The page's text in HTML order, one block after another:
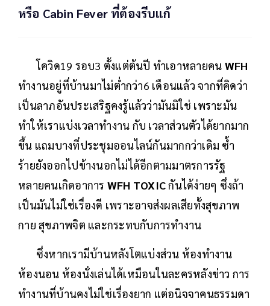
หรือ Cabin Fever ที่ต้องรีบแก้
โควิด19 รอบ3 ตั้งแต่ต้นปี ทำเอาหลายคน WFH
ทำงานอยู่ที่บ้านมาไม่ต่ำกว่า6 เดือนแล้ว จากที่คิดว่า
เป็นลาภอันประเสริฐคงรู้แล้วว่ามันมิใช่ เพราะมัน
ทำให้เราแบ่งเวลาทำงาน กับ เวลาส่วนตัวได้ยากมาก
ขึ้น แถมบางที่ประชุมออนไลน์กันมากกว่าเดิม ซ้ำ
ร้ายยังออกไปข้างนอกไม่ได้อีกตามมาตรการรัฐ
หลายคนเกิดอาการ WFH TOXICกันได้ง่ายๆ ซึ่งถ้า
เป็นมันไม่ใช่เรื่องดี เพราะอาจส่งผลเสียทั้งสุขภาพ
กาย สุขภาพจิต และกระทบกับการทำงาน
ซึ่งหากเรามีบ้านหลังโตแบ่งส่วน ห้องทำงาน
ห้องนอน ห้องนั่งเล่นได้เหมือนในละครหลังข่าว การ
ทำงานที่บ้านคงไม่ใช่เรื่องยาก แต่อนิจจาคนธรรมดา